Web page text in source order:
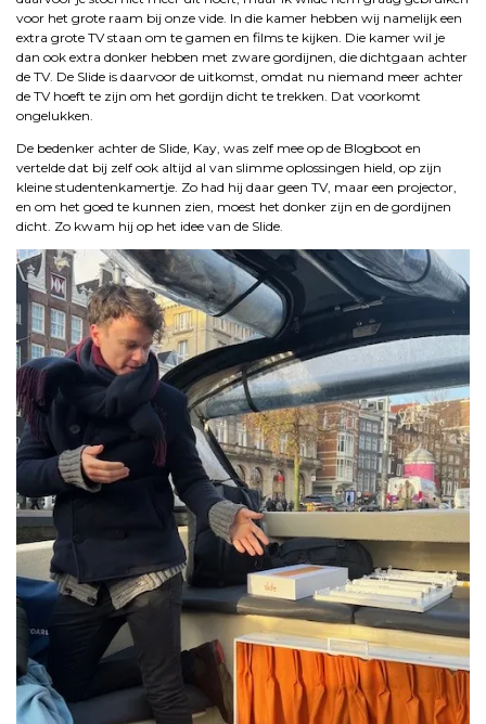
voor het grote raam bij onze vide. In die kamer hebben wij namelijk een
extra grote TV staan om te gamen en films te kijken. Die kamer wil je
dan ook extra donker hebben met zware gordijnen, die dichtgaan achter
de TV. De Slide is daarvoor de uitkomst, omdat nu niemand meer achter
de TV hoeft te zijn om het gordijn dicht te trekken. Dat voorkomt
ongelukken.
De bedenker achter de Slide, Kay, was zelf mee op de Blogboot en
vertelde dat bij zelf ook altijd al van slimme oplossingen hield, op zijn
kleine studentenkamertje. Zo had hij daar geen TV, maar een projector,
en om het goed te kunnen zien, moest het donker zijn en de gordijnen
dicht. Zo kwam hij op het idee van de Slide.